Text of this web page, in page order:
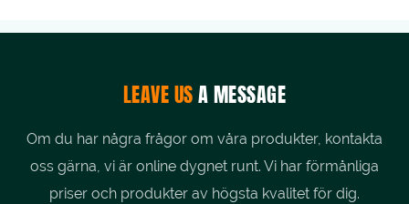
LEAVE USA MESSAGE
Om du har några frågor om våra produkter, kontakta
oss gärna, vi är online dygnet runt. Vi har förmånliga
priser och produkter av högsta kvalitet för dig.